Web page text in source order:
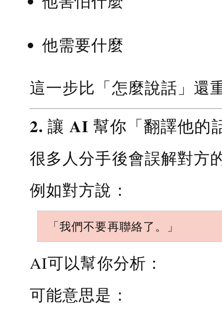
他需要什麼
這一步比「怎麼說話」還
2. 讓 AI 幫你「翻譯他的
很多人分手後會誤解對方
例如對方說：
「我們不要再聯絡了。」
AI可以幫你分析：
可能意思是：